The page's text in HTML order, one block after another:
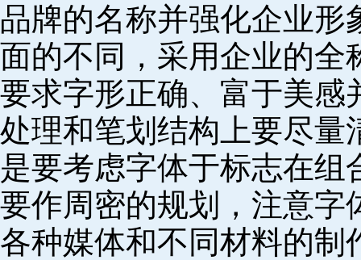
品牌的名称并强化企业
面的不同，采用企业的全
要求字形正确、富于美感
处理和笔划结构上要尽量
是要考虑字体于标志在
要作周密的规划，注意字
各种媒体和不同材料的制